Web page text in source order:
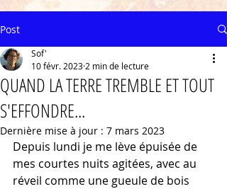
Post
QUAND LA TERRE TREMBLE ET TOUT
S'EFFONDRE...
Sof'
10 févr. 2023 2 min de lecture
Dernière mise à jour : 7 mars 2023
Depuis lundi je me lève épuisée de
mes courtes nuits agitées, avec au
réveil comme une gueule de bois